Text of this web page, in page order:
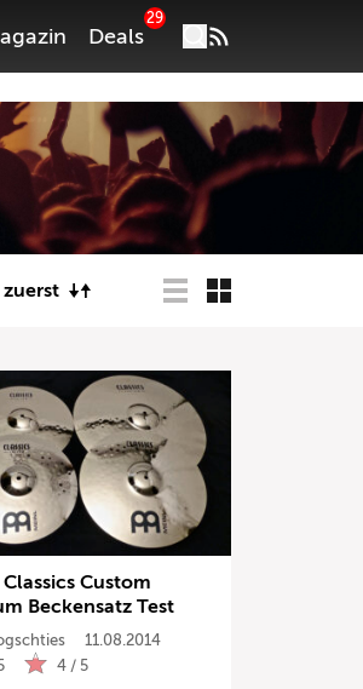
Deals
29
zuerst
Custom
Beckensatz Test
11.08.2014
4 / 5